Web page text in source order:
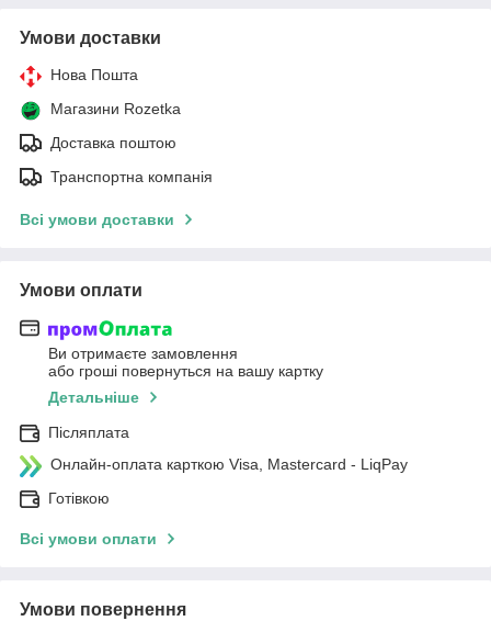
Умови доставки
Нова Пошта
Магазини Rozetka
Доставка поштою
Транспортна компанія
Всі умови доставки
Умови оплати
Ви отримаєте замовлення
або гроші повернуться на вашу картку
Детальніше
Післяплата
Онлайн-оплата карткою Visa, Mastercard - LiqPay
Готівкою
Всі умови оплати
Умови повернення